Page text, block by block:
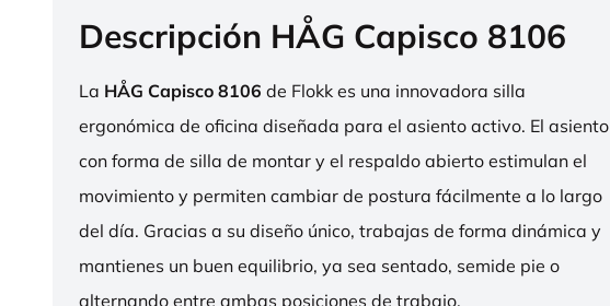
Descripción HÅG Capisco 8106
La HÅG Capisco 8106 de Flokk es una innovadora silla
ergonómica de oficina diseñada para el asiento activo. El asiento
con forma de silla de montar y el respaldo abierto estimulan el
movimiento y permiten cambiar de postura fácilmente a lo largo
del día. Gracias a su diseño único, trabajas de forma dinámica y
mantienes un buen equilibrio, ya sea sentado, semide pie o
alternando entre ambas posiciones de trabajo.